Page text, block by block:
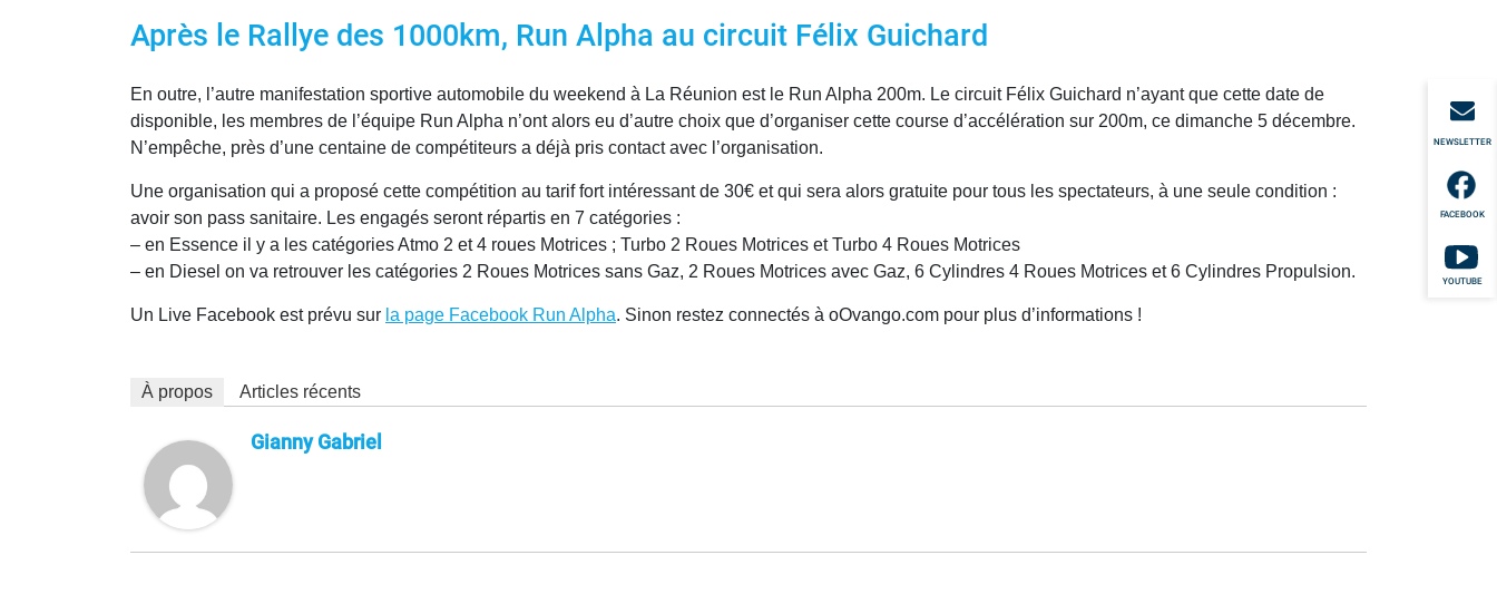
NEWSLETTER
FACEBOOK
YOUTUBE
Après le Rallye des 1000km, Run Alpha au circuit Félix Guichard
En outre, l’autre manifestation sportive automobile du weekend à La Réunion est le Run Alpha 200m. Le circuit Félix Guichard n’ayant que cette date de
disponible, les membres de l’équipe Run Alpha n’ont alors eu d’autre choix que d’organiser cette course d’accélération sur 200m, ce dimanche 5 décembre.
N’empêche, près d’une centaine de compétiteurs a déjà pris contact avec l’organisation.
Une organisation qui a proposé cette compétition au tarif fort intéressant de 30€ et qui sera alors gratuite pour tous les spectateurs, à une seule condition :
avoir son pass sanitaire. Les engagés seront répartis en 7 catégories :
– en Essence il y a les catégories Atmo 2 et 4 roues Motrices ; Turbo 2 Roues Motrices et Turbo 4 Roues Motrices
– en Diesel on va retrouver les catégories 2 Roues Motrices sans Gaz, 2 Roues Motrices avec Gaz, 6 Cylindres 4 Roues Motrices et 6 Cylindres Propulsion.
Un Live Facebook est prévu sur la page Facebook Run Alpha. Sinon restez connectés à oOvango.com pour plus d’informations !
À propos Articles récents
Gianny Gabriel